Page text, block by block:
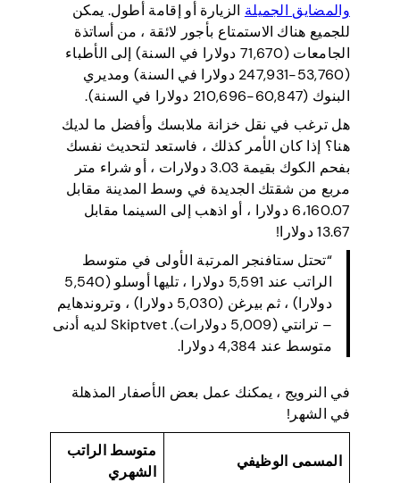
والمضايق الجميلة الزيارة أو إقامة أطول. يمكن
للجميع هناك الاستمتاع بأجور لائقة ، من أساتذة
الجامعات (71,670 دولارا في السنة) إلى الأطباء
(53,760-247,931 دولارا في السنة) ومديري
البنوك (60,847-210,696 دولارا في السنة).
هل ترغب في نقل خزانة ملابسك وأفضل ما لديك
هنا؟ إذا كان الأمر كذلك ، فاستعد لتحديث نفسك
بفحم الكوك بقيمة 3.03 دولارات ، أو شراء متر
مربع من شقتك الجديدة في وسط المدينة مقابل
6،160.07 دولارا ، أو اذهب إلى السينما مقابل
13.67 دولارا!
“تحتل ستافنجر المرتبة الأولى في متوسط
الراتب عند 5,591 دولارا ، تليها أوسلو (5,540
دولارا) ، ثم بيرغن (5,030 دولارا) ، وتروندهايم
– ترانتي (5,009 دولارات). Skiptvet لديه أدنى
متوسط عند 4,384 دولارا.
في النرويج ، يمكنك عمل بعض الأصفار المذهلة
في الشهر!
المسمى الوظيفي
متوسط الراتب
الشهري